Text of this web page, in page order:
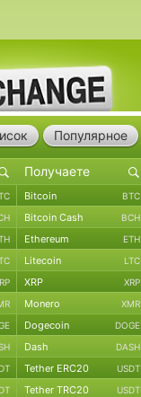
Популярное
Bitcoin BTC
Bitcoin Cash BCH
Ethereum ETH
Litecoin LTC
XRP XRP
Monero XMR
Dogecoin DOGE
Dash DASH
Tether ERC20 USDT
Tether TRC20 USDT